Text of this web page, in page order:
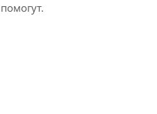
помогут.